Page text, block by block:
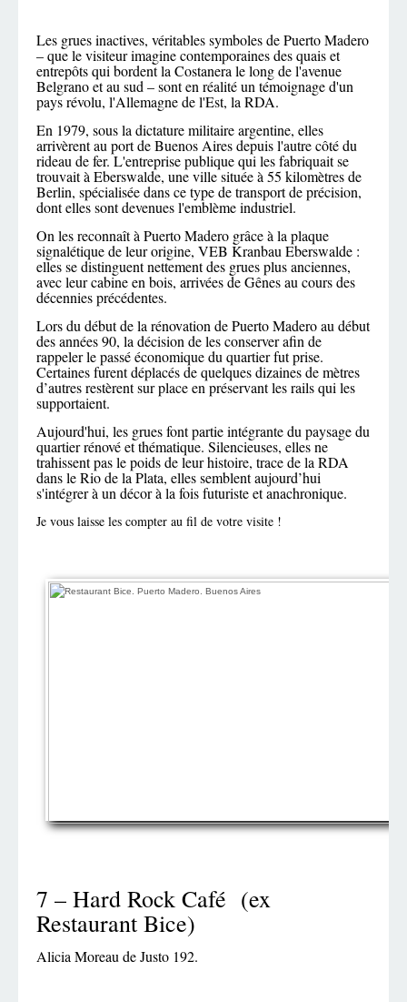
Les grues inactives, véritables symboles de Puerto Madero
– que le visiteur imagine contemporaines des quais et
entrepôts qui bordent la Costanera le long de l'avenue
Belgrano et au sud – sont en réalité un témoignage d'un
pays révolu, l'Allemagne de l'Est, la RDA.
En 1979, sous la dictature militaire argentine, elles
arrivèrent au port de Buenos Aires depuis l'autre côté du
rideau de fer. L'entreprise publique qui les fabriquait se
trouvait à Eberswalde, une ville située à 55 kilomètres de
Berlin, spécialisée dans ce type de transport de précision,
dont elles sont devenues l'emblème industriel.
On les reconnaît à Puerto Madero grâce à la plaque
signalétique de leur origine, VEB Kranbau Eberswalde :
elles se distinguent nettement des grues plus anciennes,
avec leur cabine en bois, arrivées de Gênes au cours des
décennies précédentes.
Lors du début de la rénovation de Puerto Madero au début
des années 90, la décision de les conserver afin de
rappeler le passé économique du quartier fut prise.
Certaines furent déplacés de quelques dizaines de mètres
d’autres restèrent sur place en préservant les rails qui les
supportaient.
Aujourd'hui, les grues font partie intégrante du paysage du
quartier rénové et thématique. Silencieuses, elles ne
trahissent pas le poids de leur histoire, trace de la RDA
dans le Rio de la Plata, elles semblent aujourd’hui
s'intégrer à un décor à la fois futuriste et anachronique.
Je vous laisse les compter au fil de votre visite !
7 – Hard Rock Café (ex
Restaurant Bice)
Alicia Moreau de Justo 192.